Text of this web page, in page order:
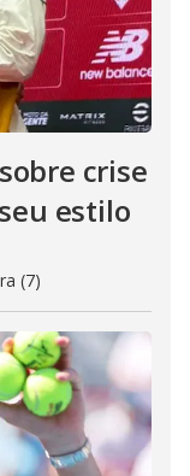
crise
estilo
(7)